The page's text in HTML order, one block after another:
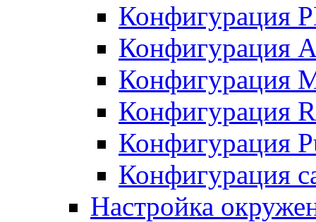
Конфигурация
Конфигурация
Конфигурация
Конфигурация
Конфигурация
Конфигурация
Настройка